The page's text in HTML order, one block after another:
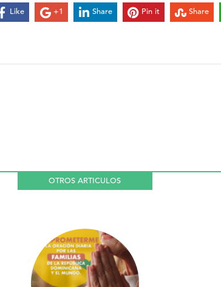
Like +1 Share Pin it Share
OTROS ARTICULOS